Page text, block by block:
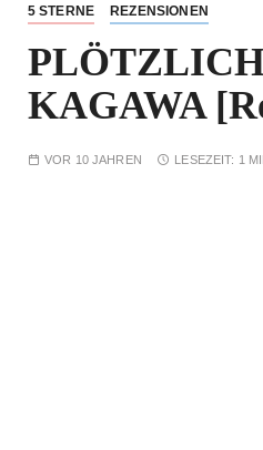
5 STERNE REZENSIONEN
KAGAWA
VOR 10 JAHREN LESEZEIT: 1